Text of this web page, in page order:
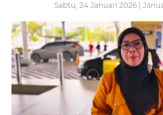
Sabtu, 24 Januari 2026 |